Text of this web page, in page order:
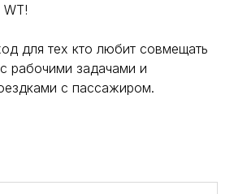
для тех кто любит совмещать
рабочими задачами и
с пассажиром.